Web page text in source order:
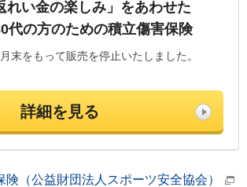
れい金の楽しみ」をあわせた
代の方のための積立傷害保険
末をもって販売を停止いたしました。
詳細を見る
険（公益財団法人スポーツ安全協会）